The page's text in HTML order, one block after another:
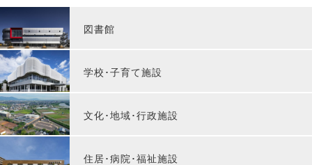
図書館
学校･子育て施設
文化･地域･行政施設
住居･病院･福祉施設